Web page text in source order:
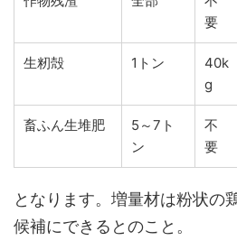
要
生籾殻 1トン
40k
g
畜ふん生堆肥
5～7ト
ン
不
要
となります。増量材は粉状の
候補にできるとのこと。